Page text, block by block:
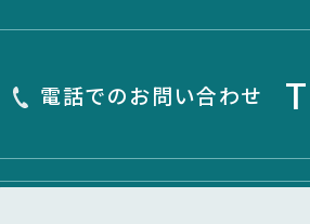
電話でのお問い合わせ